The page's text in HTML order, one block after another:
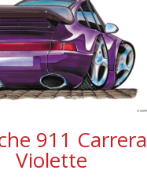
911 Carrera
Violette